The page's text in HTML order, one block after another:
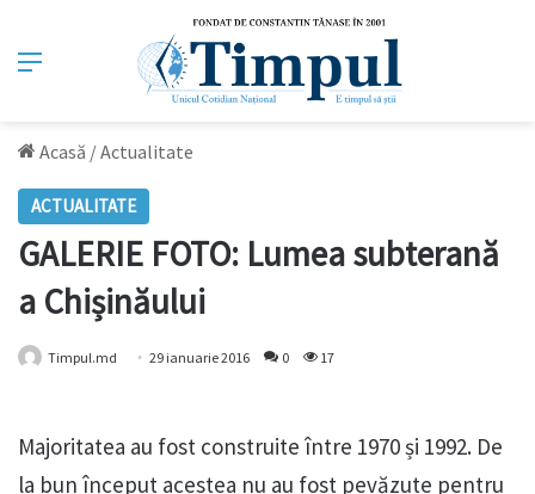
Meniu
Acasă /Actualitate
ACTUALITATE
GALERIE FOTO: Lumea subterană
a Chișinăului
Timpul.md 29 ianuarie 2016 0 17
Majoritatea au fost construite între 1970 și 1992. De
la bun început acestea nu au fost pevăzute pentru